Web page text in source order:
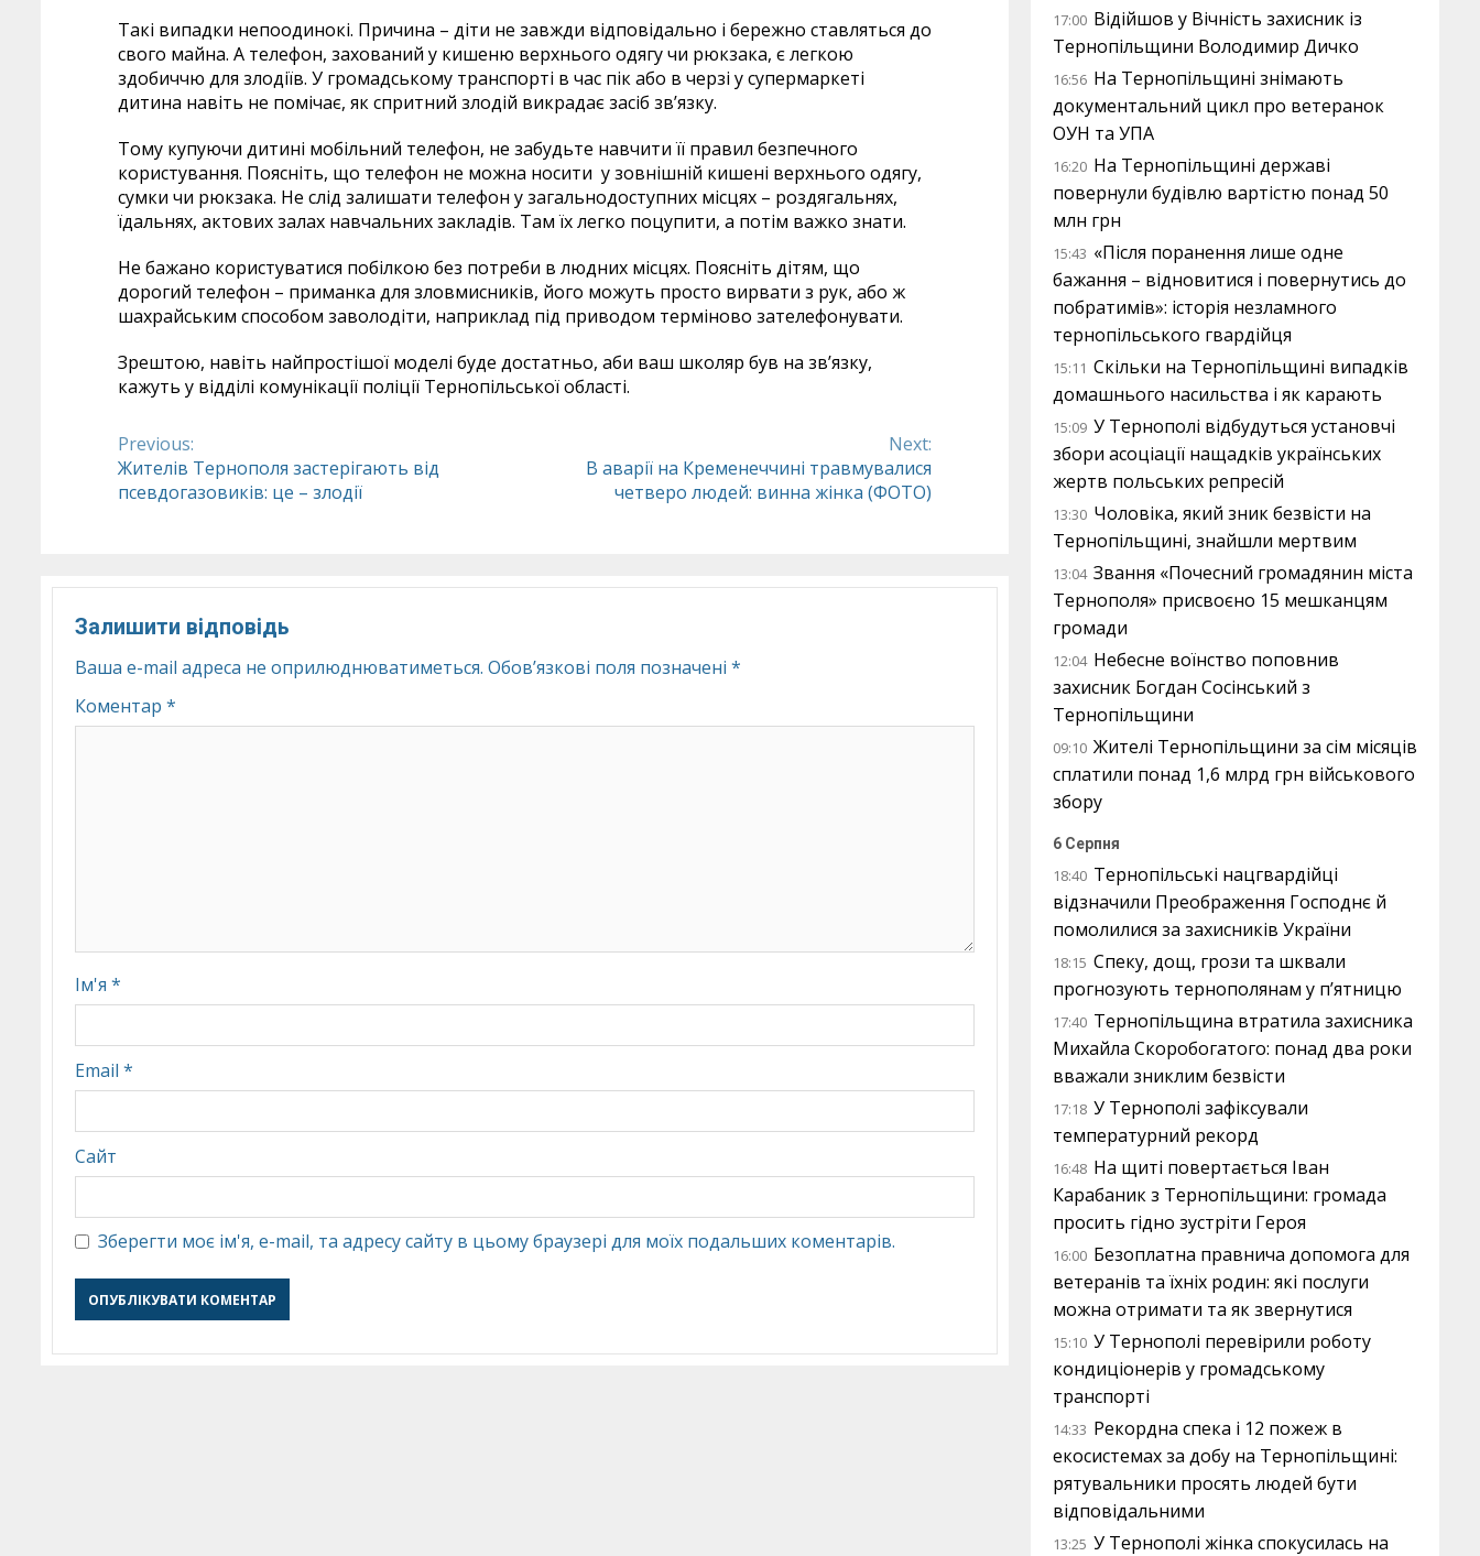
Такі випадки непоодинокі. Причина – діти не завжди відповідально і бережно ставляться до
свого майна. А телефон, захований у кишеню верхнього одягу чи рюкзака, є легкою
здобиччю для злодіїв. У громадському транспорті в час пік або в черзі у супермаркеті
дитина навіть не помічає, як спритний злодій викрадає засіб зв’язку.
Тому купуючи дитині мобільний телефон, не забудьте навчити її правил безпечного
користування. Поясніть, що телефон не можна носити у зовнішній кишені верхнього одягу,
сумки чи рюкзака. Не слід залишати телефон у загальнодоступних місцях – роздягальнях,
їдальнях, актових залах навчальних закладів. Там їх легко поцупити, а потім важко знати.
Не бажано користуватися побілкою без потреби в людних місцях. Поясніть дітям, що
дорогий телефон – приманка для зловмисників, його можуть просто вирвати з рук, або ж
шахрайським способом заволодіти, наприклад під приводом терміново зателефонувати.
Зрештою, навіть найпростішої моделі буде достатньо, аби ваш школяр був на зв’язку,
кажуть у відділі комунікації поліції Тернопільської області.
Continue
Reading
Previous:
Жителів Тернополя застерігають від
псевдогазовиків: це – злодії
Next:
В аварії на Кременеччині травмувалися
четверо людей: винна жінка (ФОТО)
Залишити відповідь
Ваша e-mail адреса не оприлюднюватиметься. Обов’язкові поля позначені *
Коментар *
Ім'я *
Email *
Сайт
Зберегти моє ім'я, e-mail, та адресу сайту в цьому браузері для моїх подальших коментарів.
17:00 Відійшов у Вічність захисник із
Тернопільщини Володимир Дичко
16:56 На Тернопільщині знімають
документальний цикл про ветеранок
ОУН та УПА
16:20 На Тернопільщині державі
повернули будівлю вартістю понад 50
млн грн
15:43 «Після поранення лише одне
бажання – відновитися і повернутись до
побратимів»: історія незламного
тернопільського гвардійця
15:11 Скільки на Тернопільщині випадків
домашнього насильства і як карають
15:09 У Тернополі відбудуться установчі
збори асоціації нащадків українських
жертв польських репресій
13:30 Чоловіка, який зник безвісти на
Тернопільщині, знайшли мертвим
13:04 Звання «Почесний громадянин міста
Тернополя» присвоєно 15 мешканцям
громади
12:04 Небесне воїнство поповнив
захисник Богдан Сосінський з
Тернопільщини
09:10 Жителі Тернопільщини за сім місяців
сплатили понад 1,6 млрд грн військового
збору
6 Серпня
18:40 Тернопільські нацгвардійці
відзначили Преображення Господнє й
помолилися за захисників України
18:15 Спеку, дощ, грози та шквали
прогнозують тернополянам у п’ятницю
17:40 Тернопільщина втратила захисника
Михайла Скоробогатого: понад два роки
вважали зниклим безвісти
17:18 У Тернополі зафіксували
температурний рекорд
16:48 На щиті повертається Іван
Карабаник з Тернопільщини: громада
просить гідно зустріти Героя
16:00 Безоплатна правнича допомога для
ветеранів та їхніх родин: які послуги
можна отримати та як звернутися
15:10 У Тернополі перевірили роботу
кондиціонерів у громадському
транспорті
14:33 Рекордна спека і 12 пожеж в
екосистемах за добу на Тернопільщині:
рятувальники просять людей бути
відповідальними
13:25 У Тернополі жінка спокусилась на